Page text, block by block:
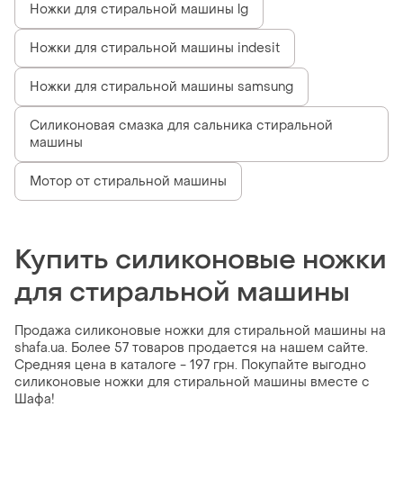
Ножки для стиральной машины lg
Ножки для стиральной машины indesit
Ножки для стиральной машины samsung
Силиконовая смазка для сальника стиральной
машины
Мотор от стиральной машины
Купить силиконовые ножки
для стиральной машины
Продажа силиконовые ножки для стиральной машины на
shafa.ua. Более 57 товаров продается на нашем сайте.
Средняя цена в каталоге - 197 грн. Покупайте выгодно
силиконовые ножки для стиральной машины вместе с
Шафа!